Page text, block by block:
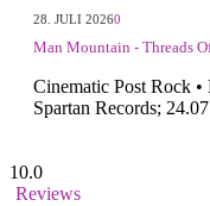
28. JULI 20260
Man Mountain - Threads
Cinematic Post Rock
Spartan Records;
10.0
Reviews